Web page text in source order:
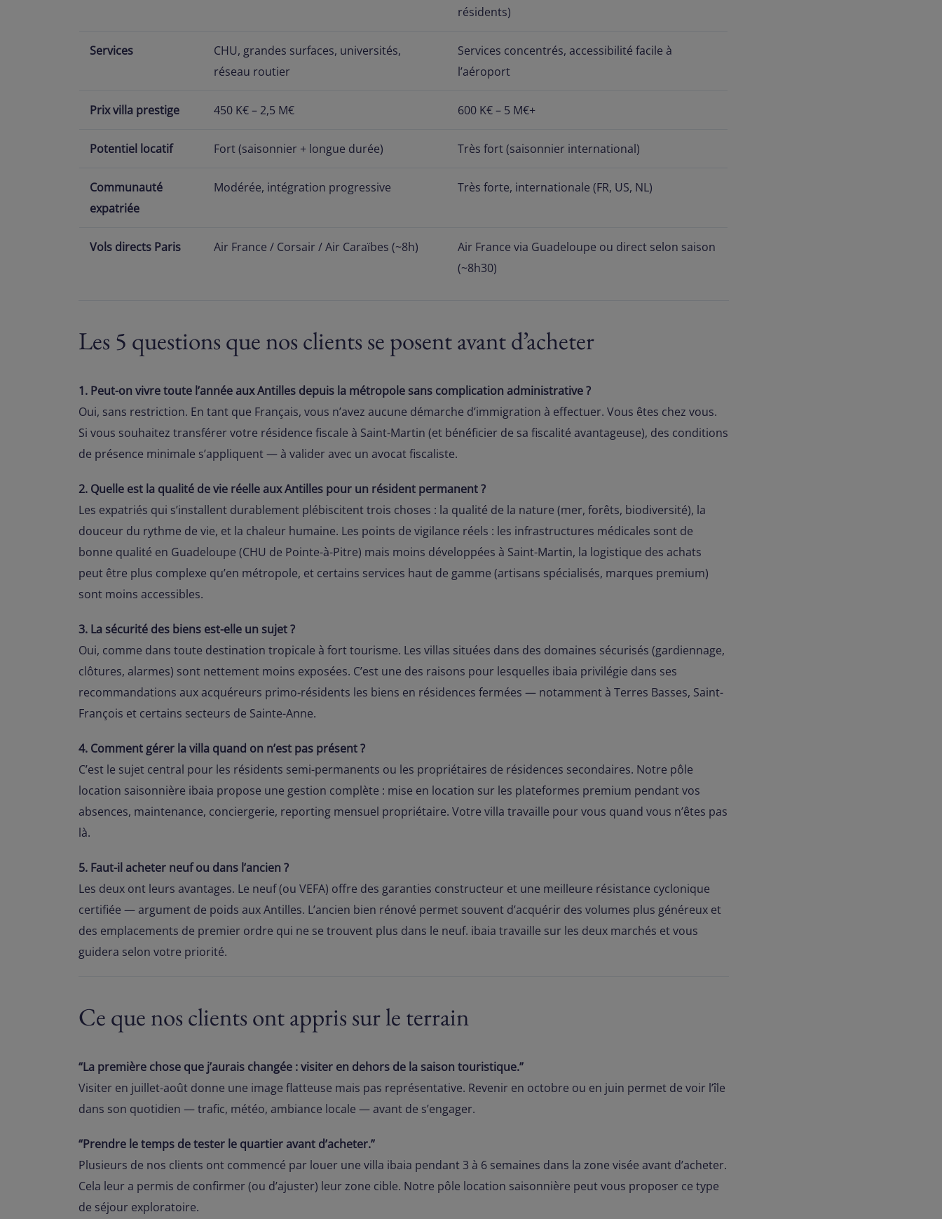
résidents)
Services
CHU, grandes surfaces, universités,
réseau routier
Services concentrés, accessibilité facile à
l’aéroport
Prix villa prestige 450 K€ – 2,5 M€ 600 K€ – 5 M€+
Potentiel locatif Fort (saisonnier + longue durée) Très fort (saisonnier international)
Communauté
expatriée
Modérée, intégration progressive Très forte, internationale (FR, US, NL)
Vols directs Paris Air France / Corsair / Air Caraïbes (~8h)
Air France via Guadeloupe ou direct selon saison
(~8h30)
Les 5 questions que nos clients se posent avant d’acheter
1. Peut-on vivre toute l’année aux Antilles depuis la métropole sans complication administrative ?
Oui, sans restriction. En tant que Français, vous n’avez aucune démarche d’immigration à effectuer. Vous êtes chez vous.
Si vous souhaitez transférer votre résidence fiscale à Saint-Martin (et bénéficier de sa fiscalité avantageuse), des conditions
de présence minimale s’appliquent — à valider avec un avocat fiscaliste.
2. Quelle est la qualité de vie réelle aux Antilles pour un résident permanent ?
Les expatriés qui s’installent durablement plébiscitent trois choses : la qualité de la nature (mer, forêts, biodiversité), la
douceur du rythme de vie, et la chaleur humaine. Les points de vigilance réels : les infrastructures médicales sont de
bonne qualité en Guadeloupe (CHU de Pointe-à-Pitre) mais moins développées à Saint-Martin, la logistique des achats
peut être plus complexe qu’en métropole, et certains services haut de gamme (artisans spécialisés, marques premium)
sont moins accessibles.
3. La sécurité des biens est-elle un sujet ?
Oui, comme dans toute destination tropicale à fort tourisme. Les villas situées dans des domaines sécurisés (gardiennage,
clôtures, alarmes) sont nettement moins exposées. C’est une des raisons pour lesquelles ibaia privilégie dans ses
recommandations aux acquéreurs primo-résidents les biens en résidences fermées — notamment à Terres Basses, Saint-
François et certains secteurs de Sainte-Anne.
4. Comment gérer la villa quand on n’est pas présent ?
C’est le sujet central pour les résidents semi-permanents ou les propriétaires de résidences secondaires. Notre pôle
location saisonnière ibaia propose une gestion complète : mise en location sur les plateformes premium pendant vos
absences, maintenance, conciergerie, reporting mensuel propriétaire. Votre villa travaille pour vous quand vous n’êtes pas
là.
5. Faut-il acheter neuf ou dans l’ancien ?
Les deux ont leurs avantages. Le neuf (ou VEFA) offre des garanties constructeur et une meilleure résistance cyclonique
certifiée — argument de poids aux Antilles. L’ancien bien rénové permet souvent d’acquérir des volumes plus généreux et
des emplacements de premier ordre qui ne se trouvent plus dans le neuf. ibaia travaille sur les deux marchés et vous
guidera selon votre priorité.
Ce que nos clients ont appris sur le terrain
“La première chose que j’aurais changée : visiter en dehors de la saison touristique.”
Visiter en juillet-août donne une image flatteuse mais pas représentative. Revenir en octobre ou en juin permet de voir l’île
dans son quotidien — trafic, météo, ambiance locale — avant de s’engager.
“Prendre le temps de tester le quartier avant d’acheter.”
Plusieurs de nos clients ont commencé par louer une villa ibaia pendant 3 à 6 semaines dans la zone visée avant d’acheter.
Cela leur a permis de confirmer (ou d’ajuster) leur zone cible. Notre pôle location saisonnière peut vous proposer ce type
de séjour exploratoire.